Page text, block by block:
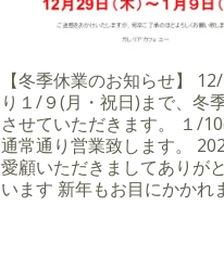
【冬季休業のお知らせ】
り１/９(月・祝日)まで、冬
させていただきます。 １/
通常通り営業致します。
愛顧いただきましてありが
います 新年もお目にかかれ